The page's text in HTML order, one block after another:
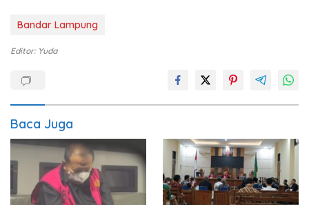
Bandar Lampung
Editor: Yuda
Baca Juga